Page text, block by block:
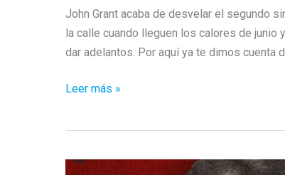
John Grant acaba de desvelar el segundo
la calle cuando lleguen los calores de junio
dar adelantos. Por aquí ya te dimos cuenta
El
John
Leer más »